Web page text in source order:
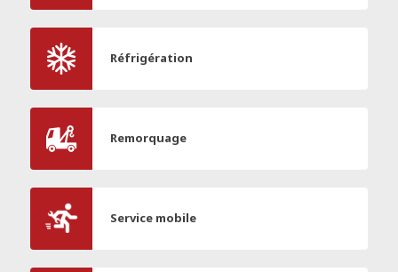
Réfrigération
Remorquage
Service mobile